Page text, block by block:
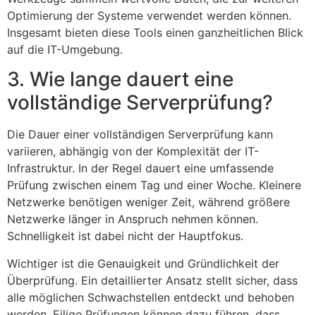
Optimierung der Systeme verwendet werden können.
Insgesamt bieten diese Tools einen ganzheitlichen Blick
auf die IT-Umgebung.
3. Wie lange dauert eine
vollständige Serverprüfung?
Die Dauer einer vollständigen Serverprüfung kann
variieren, abhängig von der Komplexität der IT-
Infrastruktur. In der Regel dauert eine umfassende
Prüfung zwischen einem Tag und einer Woche. Kleinere
Netzwerke benötigen weniger Zeit, während größere
Netzwerke länger in Anspruch nehmen können.
Schnelligkeit ist dabei nicht der Hauptfokus.
Wichtiger ist die Genauigkeit und Gründlichkeit der
Überprüfung. Ein detaillierter Ansatz stellt sicher, dass
alle möglichen Schwachstellen entdeckt und behoben